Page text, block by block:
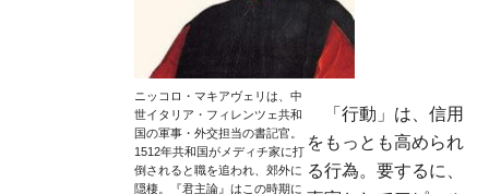
ニッコロ・マキアヴェリは、中
世イタリア・フィレンツェ共和
国の軍事・外交担当の書記官。
1512年共和国がメディチ家に打
倒されると職を追われ、郊外に
隠棲。『君主論』はこの時期に
「行動」は、信用
をもっとも高められ
る行為。要するに、